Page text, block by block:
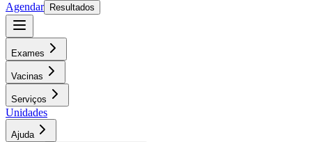
Agendar
Resultados
Exames
Vacinas
Serviços
Unidades
Ajuda